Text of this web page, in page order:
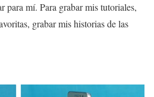
para mí. Para grabar mis tutoriales,
grabar mis historias de las